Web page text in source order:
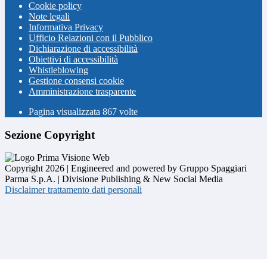
Cookie policy
Note legali
Informativa Privacy
Ufficio Relazioni con il Pubblico
Dichiarazione di accessibilità
Obiettivi di accessibilità
Whistleblowing
Gestione consensi cookie
Amministrazione trasparente
Pagina visualizzata 867 volte
Sezione Copyright
Copyright 2026 | Engineered and powered by Gruppo Spaggiari
Parma S.p.A. | Divisione Publishing & New Social Media
Disclaimer trattamento dati personali